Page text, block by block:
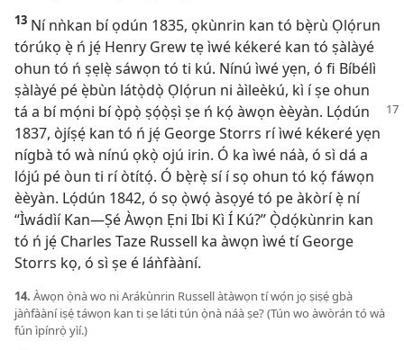
13 Ní nǹkan bí ọdún 1835, ọkùnrin kan tó bẹ̀rù Ọlọ́run
tórúkọ ẹ̀ ń jẹ́ Henry Grew tẹ ìwé kékeré kan tó ṣàlàyé
ohun tó ń ṣẹlẹ̀ sáwọn tó ti kú. Nínú ìwé yẹn, ó fi Bíbélì
ṣàlàyé pé ẹ̀bùn látọ̀dọ̀ Ọlọ́run ni àìleèkú, kì í ṣe ohun
tá a bí mọ́ni bí ọ̀pọ̀ ṣọ́ọ̀ṣì ṣe ń kọ́ àwọn èèyàn. Lọ́dún
1837, òjíṣẹ́ kan tó ń jẹ́ George Storrs rí ìwé kékeré yẹn
nígbà tó wà nínú ọkọ̀ ojú irin. Ó ka ìwé náà, ó sì dá a
lójú pé òun ti rí òtítọ́. Ó bẹ̀rẹ̀ sí í sọ ohun tó kọ́ fáwọn
èèyàn. Lọ́dún 1842, ó sọ ọ̀wọ́ àsọyé tó pe àkòrí ẹ̀ ní
“Ìwádìí Kan​—Ṣé Àwọn Ẹni Ibi Kì Í Kú?” Ọ̀dọ́kùnrin kan
tó ń jẹ́ Charles Taze Russell ka àwọn ìwé tí George
Storrs kọ, ó sì ṣe é láǹfààní.
14. Àwọn ọ̀nà wo ni Arákùnrin Russell àtàwọn tí wọ́n jọ ṣiṣẹ́ gbà
jàǹfààní iṣẹ́ táwọn kan ti ṣe láti tún ọ̀nà náà ṣe? (Tún wo àwòrán tó wà
fún ìpínrọ̀ yìí.)